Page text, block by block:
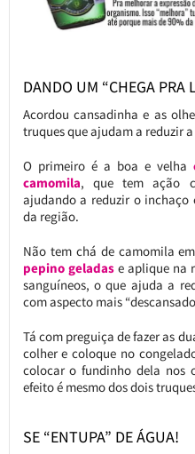
DANDO UM “CHEGA PRA
Acordou cansadinha e as
truques que ajudam a reduzir
O primeiro é a boa e velha
camomila, que tem ação
ajudando a reduzir o inchaço
da região.
Não tem chá de camomila
pepino geladase aplique na
sanguíneos, o que ajuda a
com aspecto mais
Tá com preguiça de fazer as
colher e coloque no
colocar o fundinho dela nos
efeito é mesmo dos dois
SE “ENTUPA” DE ÁGUA!